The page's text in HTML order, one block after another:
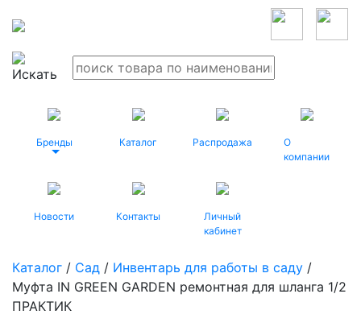
Бренды Каталог Распродажа
О
компании
Новости Контакты
Личный
кабинет
Каталог / Сад / Инвентарь для работы в саду /
Муфта IN GREEN GARDEN ремонтная для шланга 1/2
ПРАКТИК